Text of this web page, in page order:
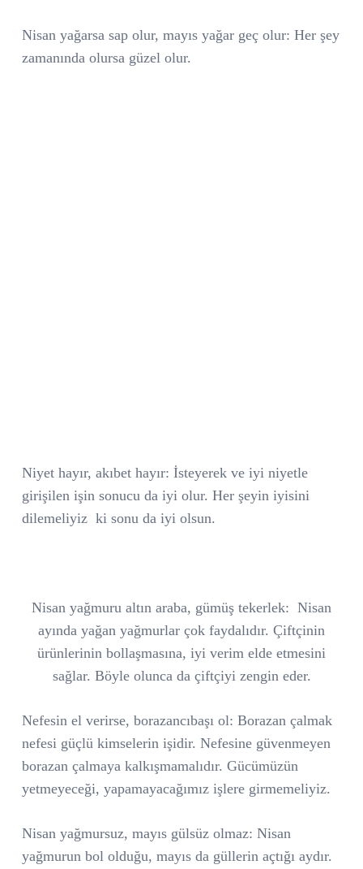
Nisan yağarsa sap olur, mayıs yağar geç olur: Her şey
zamanında olursa güzel olur.
Niyet hayır, akıbet hayır: İsteyerek ve iyi niyetle
girişilen işin sonucu da iyi olur. Her şeyin iyisini
dilemeliyiz ki sonu da iyi olsun.
Nisan yağmuru altın araba, gümüş tekerlek: Nisan
ayında yağan yağmurlar çok faydalıdır. Çiftçinin
ürünlerinin bollaşmasına, iyi verim elde etmesini
sağlar. Böyle olunca da çiftçiyi zengin eder.
Nefesin el verirse, borazancıbaşı ol: Borazan çalmak
nefesi güçlü kimselerin işidir. Nefesine güvenmeyen
borazan çalmaya kalkışmamalıdır. Gücümüzün
yetmeyeceği, yapamayacağımız işlere girmemeliyiz.
Nisan yağmursuz, mayıs gülsüz olmaz: Nisan
yağmurun bol olduğu, mayıs da güllerin açtığı aydır.